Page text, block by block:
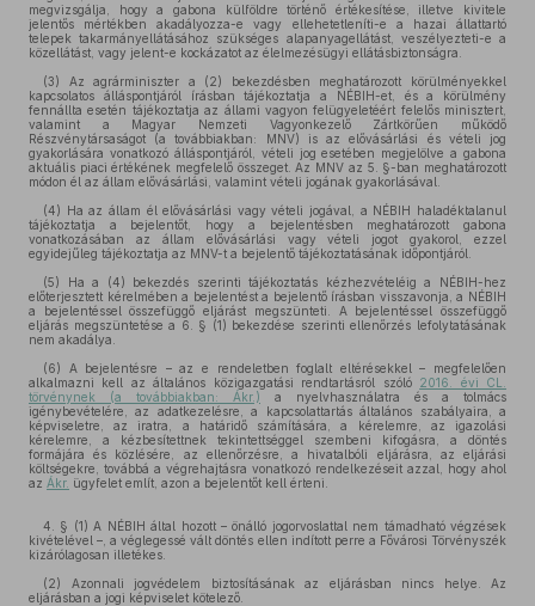
megvizsgálja, hogy a gabona külföldre történő értékesítése, illetve kivitele
jelentős mértékben akadályozza-e vagy ellehetetleníti-e a hazai állattartó
telepek takarmányellátásához szükséges alapanyagellátást, veszélyezteti-e a
közellátást, vagy jelent-e kockázatot az élelmezésügyi ellátásbiztonságra.
(3) Az agrárminiszter a (2) bekezdésben meghatározott körülményekkel
kapcsolatos álláspontjáról írásban tájékoztatja a NÉBIH-et, és a körülmény
fennállta esetén tájékoztatja az állami vagyon felügyeletéért felelős minisztert,
valamint a Magyar Nemzeti Vagyonkezelő Zártkörűen működő
Részvénytársaságot (a továbbiakban: MNV) is az elővásárlási és vételi jog
gyakorlására vonatkozó álláspontjáról, vételi jog esetében megjelölve a gabona
aktuális piaci értékének megfelelő összeget. Az MNV az 5. §-ban meghatározott
módon él az állam elővásárlási, valamint vételi jogának gyakorlásával.
(4) Ha az állam él elővásárlási vagy vételi jogával, a NÉBIH haladéktalanul
tájékoztatja a bejelentőt, hogy a bejelentésben meghatározott gabona
vonatkozásában az állam elővásárlási vagy vételi jogot gyakorol, ezzel
egyidejűleg tájékoztatja az MNV-t a bejelentő tájékoztatásának időpontjáról.
(5) Ha a (4) bekezdés szerinti tájékoztatás kézhezvételéig a NÉBIH-hez
előterjesztett kérelmében a bejelentést a bejelentő írásban visszavonja, a NÉBIH
a bejelentéssel összefüggő eljárást megszünteti. A bejelentéssel összefüggő
eljárás megszüntetése a 6. § (1) bekezdése szerinti ellenőrzés lefolytatásának
nem akadálya.
(6) A bejelentésre – az e rendeletben foglalt eltérésekkel – megfelelően
alkalmazni kell az általános közigazgatási rendtartásról szóló 2016. évi CL.
törvénynek (a továbbiakban: Ákr.) a nyelvhasználatra és a tolmács
igénybevételére, az adatkezelésre, a kapcsolattartás általános szabályaira, a
képviseletre, az iratra, a határidő számítására, a kérelemre, az igazolási
kérelemre, a kézbesítettnek tekintettséggel szembeni kifogásra, a döntés
formájára és közlésére, az ellenőrzésre, a hivatalbóli eljárásra, az eljárási
költségekre, továbbá a végrehajtásra vonatkozó rendelkezéseit azzal, hogy ahol
az Ákr. ügyfelet említ, azon a bejelentőt kell érteni.
4. § (1) A NÉBIH által hozott – önálló jogorvoslattal nem támadható végzések
kivételével –, a véglegessé vált döntés ellen indított perre a Fővárosi Törvényszék
kizárólagosan illetékes.
(2) Azonnali jogvédelem biztosításának az eljárásban nincs helye. Az
eljárásban a jogi képviselet kötelező.